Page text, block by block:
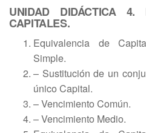
UNIDAD DIDÁCTICA 4.
CAPITALES.
Equivalencia de
Simple.
– Sustitución de un
único Capital.
– Vencimiento Común.
– Vencimiento Medio.